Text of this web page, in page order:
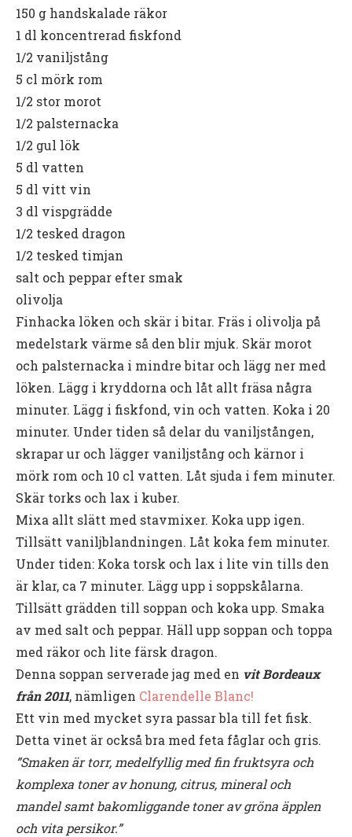
150 g handskalade räkor
1 dl koncentrerad fiskfond
1/2 vaniljstång
5 cl mörk rom
1/2 stor morot
1/2 palsternacka
1/2 gul lök
5 dl vatten
5 dl vitt vin
3 dl vispgrädde
1/2 tesked dragon
1/2 tesked timjan
salt och peppar efter smak
olivolja
Finhacka löken och skär i bitar. Fräs i olivolja på
medelstark värme så den blir mjuk. Skär morot
och palsternacka i mindre bitar och lägg ner med
löken. Lägg i kryddorna och låt allt fräsa några
minuter. Lägg i fiskfond, vin och vatten. Koka i 20
minuter. Under tiden så delar du vaniljstången,
skrapar ur och lägger vaniljstång och kärnor i
mörk rom och 10 cl vatten. Låt sjuda i fem minuter.
Skär torks och lax i kuber.
Mixa allt slätt med stavmixer. Koka upp igen.
Tillsätt vaniljblandningen. Låt koka fem minuter.
Under tiden: Koka torsk och lax i lite vin tills den
är klar, ca 7 minuter. Lägg upp i soppskålarna.
Tillsätt grädden till soppan och koka upp. Smaka
av med salt och peppar. Häll upp soppan och toppa
med räkor och lite färsk dragon.
Denna soppan serverade jag med en vit Bordeaux
från 2011, nämligen Clarendelle Blanc!
Ett vin med mycket syra passar bla till fet fisk.
Detta vinet är också bra med feta fåglar och gris.
”Smaken är torr, medelfyllig med fin fruktsyra och
komplexa toner av honung, citrus, mineral och
mandel samt bakomliggande toner av gröna äpplen
och vita persikor.”